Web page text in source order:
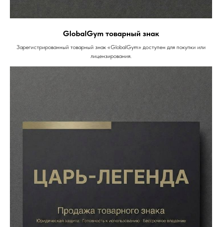
GlobalGym товарный знак
Зарегистрированный товарный знак «GlobalGym» доступен для покупки или
лицензирования.